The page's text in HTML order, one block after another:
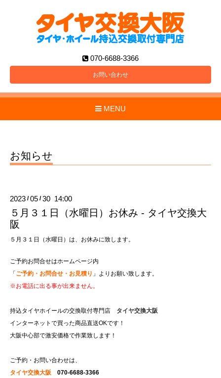
070-6688-3366
お問い合わせ
MENU
お知らせ
2023 /05 /30 14:00
５月３１日（水曜日）お休み - タイヤ交換大
阪
５月３１日（水曜日）は、お休みに致します。
ご予約お問合せはホームページ内
「ご予約・お問合せ・お見積り 」よりお願い致します。
※お電話に出る事が出来ません。
持込タイヤホイールの交換取付専門店 タイヤ交換大阪
インターネットで買った商品直送OKです！
大阪中心部で激安価格で作業致します！
ご予約・お問い合わせは、
タイヤ交換大阪 070-6688-3366